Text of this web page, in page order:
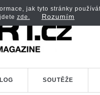
SOUTĚŽE
jak tyto stránky
zde. Rozumím